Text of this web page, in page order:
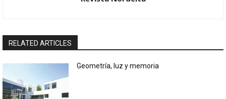
RELATED ARTICLES
Geometría, luz y memoria